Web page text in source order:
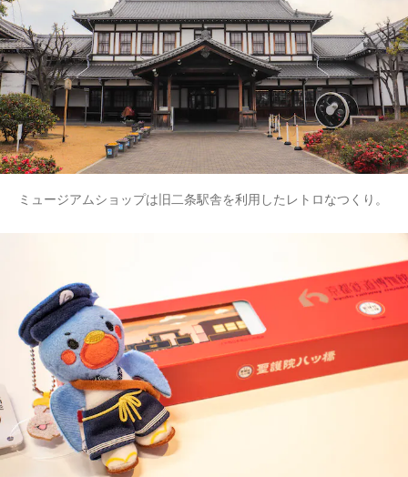
ミュージアムショップは旧二条駅舎を利用したレトロなつくり。